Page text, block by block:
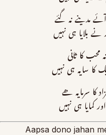
مدینے نہ گئے
نے بلایا ہی نہیں
محب کا ثانی
کا سایہ ہی نہیں
کا سرمایہ ھے
کمایا ہی نہیں
Aapsa dono jahan